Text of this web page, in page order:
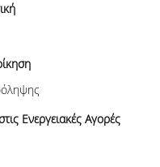
Ενεργειακές Αγορές